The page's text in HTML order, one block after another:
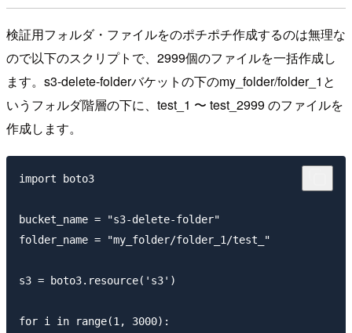
検証用フォルダ・ファイルをのポチポチ作成するのは無理な
ので以下のスクリプトで、2999個のファイルを一括作成し
ます。s3-delete-folderバケットの下のmy_folder/folder_1と
いうフォルダ階層の下に、test_1 〜 test_2999 のファイルを
作成します。
import boto3
bucket_name = "s3-delete-folder"
folder_name = "my_folder/folder_1/test_"
s3 = boto3.resource('s3')
for i in range(1, 3000):